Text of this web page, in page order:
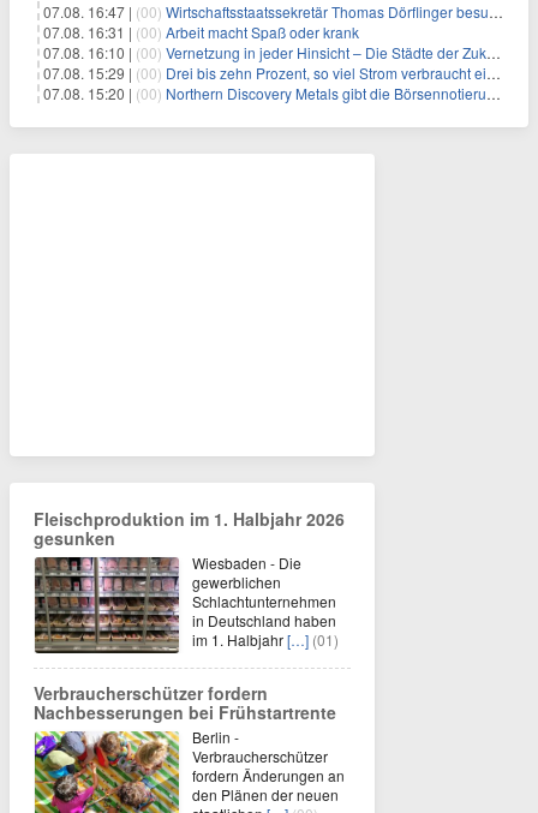
07.08. 16:47 | (00) Wirtschaftsstaatssekretär Thomas Dörflinger besucht Handwerksbetrieb im Kammerbezirk Freiburg
07.08. 16:31 | (00) Arbeit macht Spaß oder krank
07.08. 16:10 | (00) Vernetzung in jeder Hinsicht – Die Städte der Zukunft sind grün-blau
07.08. 15:29 | (00) Drei bis zehn Prozent, so viel Strom verbraucht ein Aufzug im Gebäude
07.08. 15:20 | (00) Northern Discovery Metals gibt die Börsennotierung an der Frankfurter Wertpapierbörse bekannt
Fleischproduktion im 1. Halbjahr 2026
gesunken
Wiesbaden - Die
gewerblichen
Schlachtunternehmen
in Deutschland haben
im 1. Halbjahr[…] (01)
Verbraucherschützer fordern
Nachbesserungen bei Frühstartrente
Berlin -
Verbraucherschützer
fordern Änderungen an
den Plänen der neuen